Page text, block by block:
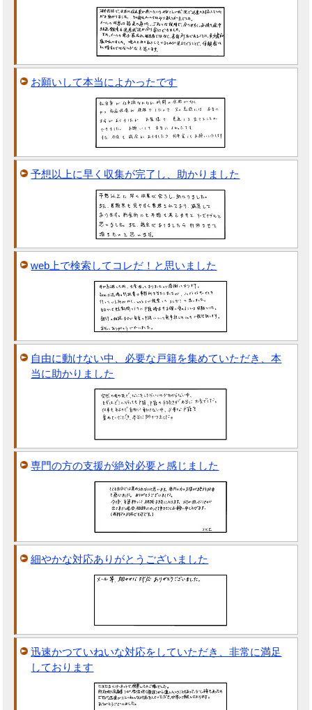
お願いして本当によかったです
予想以上に早く収集が完了し、助かりました
web上で検索してコレだ！と思いました
自由に動けない中、必要な戸籍を集めていただき、本
当に助かりました
専門の方の支援が絶対必要と感じました
細やかな対応ありがとうございました
迅速かつていねいな対応をしていただき、非常に満足
しております